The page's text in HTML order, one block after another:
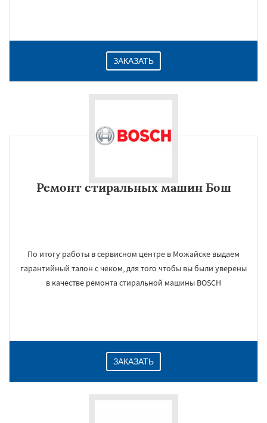
ЗАКАЗАТЬ
Ремонт стиральных машин Бош
По итогу работы в сервисном центре в Можайске выдаем
гарантийный талон с чеком, для того чтобы вы были уверены
в качестве ремонта стиральной машины BOSCH
ЗАКАЗАТЬ